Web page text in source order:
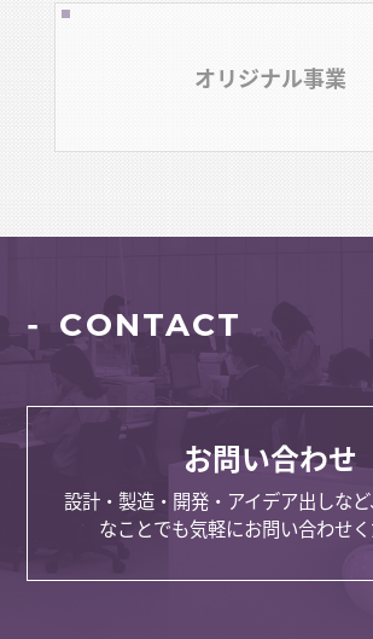
オリジナル事業
CONTACT
お問い合わせ
設計・製造・開発・アイデア出しな
なことでも気軽にお問い合わせく